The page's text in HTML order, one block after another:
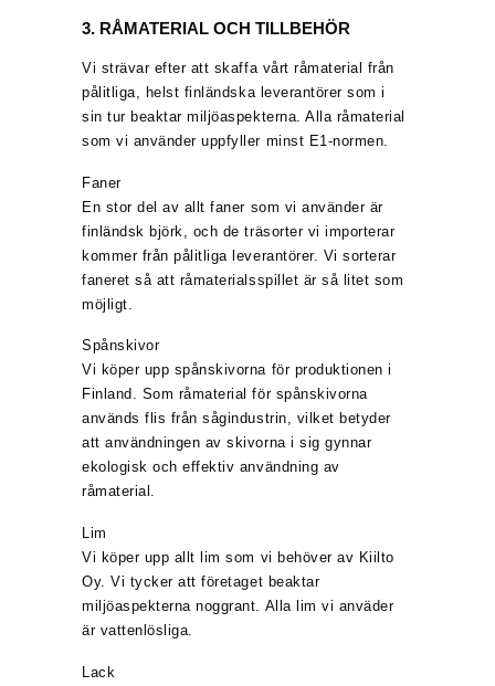
3. RÅMATERIAL OCH TILLBEHÖR
Vi strävar efter att skaffa vårt råmaterial från
pålitliga, helst finländska leverantörer som i
sin tur beaktar miljöaspekterna. Alla råmaterial
som vi använder uppfyller minst E1-normen.
Faner
En stor del av allt faner som vi använder är
finländsk björk, och de träsorter vi importerar
kommer från pålitliga leverantörer. Vi sorterar
faneret så att råmaterialsspillet är så litet som
möjligt.
Spånskivor
Vi köper upp spånskivorna för produktionen i
Finland. Som råmaterial för spånskivorna
används flis från sågindustrin, vilket betyder
att användningen av skivorna i sig gynnar
ekologisk och effektiv användning av
råmaterial.
Lim
Vi köper upp allt lim som vi behöver av Kiilto
Oy. Vi tycker att företaget beaktar
miljöaspekterna noggrant. Alla lim vi anväder
är vattenlösliga.
Lack